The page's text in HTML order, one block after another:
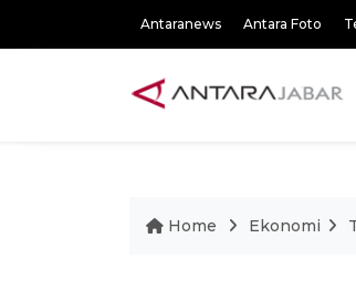
Antaranews Antara Foto
Home Ekonomi